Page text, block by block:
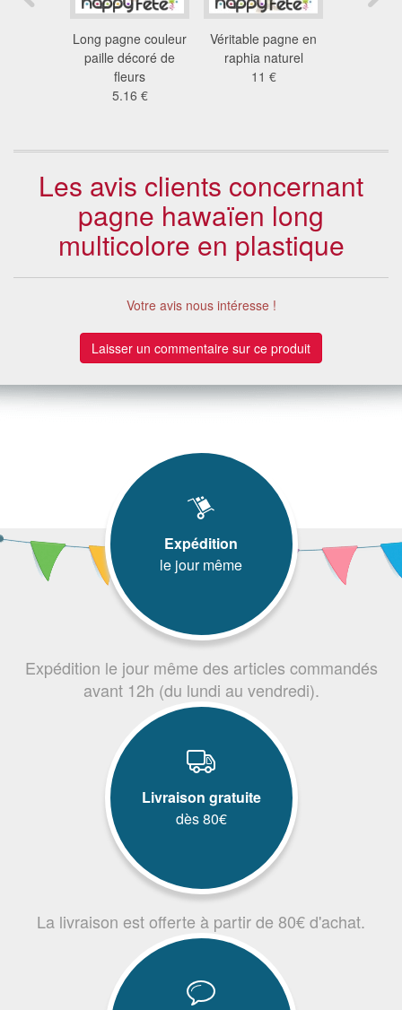
Long pagne couleur
paille décoré de
fleurs
5.16 €
Véritable pagne en
raphia naturel
11 €
Les avis clients concernant
pagne hawaïen long
multicolore en plastique
Votre avis nous intéresse !
Laisser un commentaire sur ce produit
Expédition
le jour même
Expédition le jour même des articles commandés
avant 12h (du lundi au vendredi).
Livraison gratuite
dès 80€
La livraison est offerte à partir de 80€ d'achat.